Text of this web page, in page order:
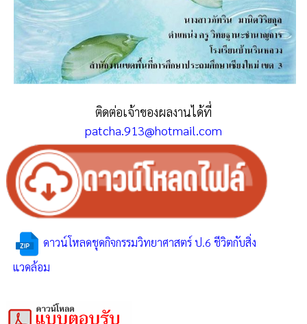
ติดต่อเจ้าของผลงานได้ที่
patcha.913@hotmail.com
ดาวน์โหลดชุดกิจกรรมวิทยาศาสตร์ ป.6 ชีวิตกับสิ่ง
แวดล้อม